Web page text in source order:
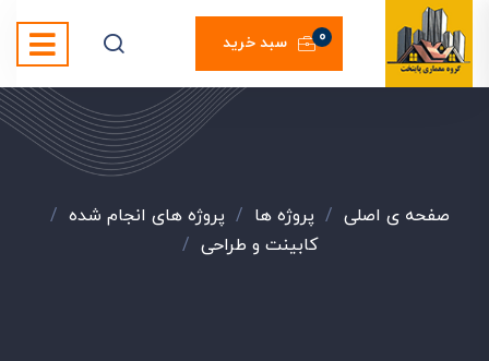
سبد خرید 0
صفحه ی اصلی / پروژه ها / پروژه های انجام شده /
کابینت و طراحی /